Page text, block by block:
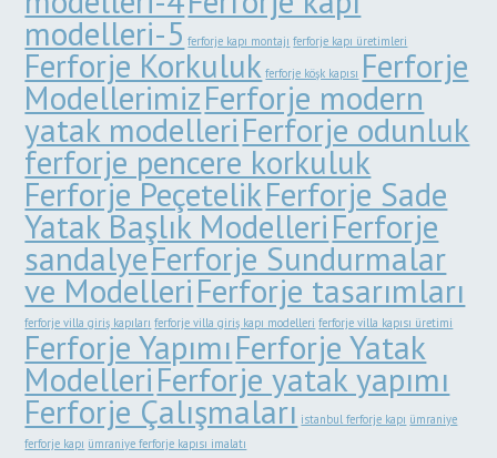
modelleri-5 ferforje kapı montajı ferforje kapı üretimleri
Ferforje Korkuluk ferforje köşk kapısı Ferforje
ModellerimizFerforje modern
yatak modelleriFerforje odunluk
ferforje pencere korkuluk
Ferforje PeçetelikFerforje Sade
Yatak Başlık ModelleriFerforje
sandalyeFerforje Sundurmalar
ve ModelleriFerforje tasarımları
ferforje villa giriş kapıları ferforje villa giriş kapı modelleri ferforje villa kapısı üretimi
Ferforje YapımıFerforje Yatak
ModelleriFerforje yatak yapımı
Ferforje Çalışmaları istanbul ferforje kapı ümraniye
ferforje kapı ümraniye ferforje kapısı imalatı